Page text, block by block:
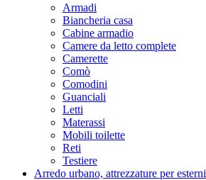
Armadi
Biancheria casa
Cabine armadio
Camere da letto complete
Camerette
Comò
Comodini
Guanciali
Letti
Materassi
Mobili toilette
Reti
Testiere
Arredo urbano, attrezzature per esterni